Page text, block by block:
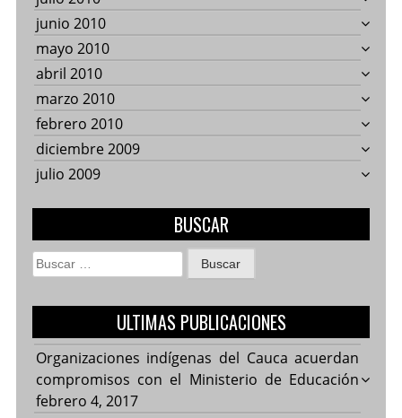
junio 2010
mayo 2010
abril 2010
marzo 2010
febrero 2010
diciembre 2009
julio 2009
BUSCAR
Buscar:
ULTIMAS PUBLICACIONES
Organizaciones indígenas del Cauca acuerdan
compromisos con el Ministerio de Educación
febrero 4, 2017